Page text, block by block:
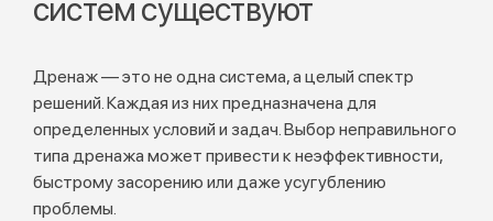
систем существуют
Дренаж — это не одна система, а целый спектр
решений. Каждая из них предназначена для
определенных условий и задач. Выбор неправильного
типа дренажа может привести к неэффективности,
быстрому засорению или даже усугублению
проблемы.